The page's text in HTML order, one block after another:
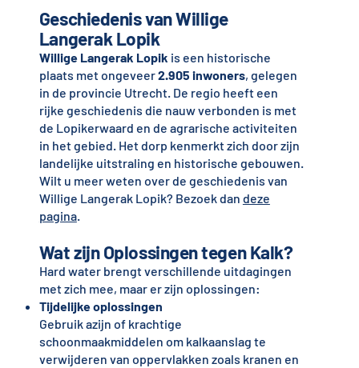
Geschiedenis van Willige
Langerak Lopik
Willige Langerak Lopik is een historische
plaats met ongeveer2.905 inwoners, gelegen
in de provincie Utrecht. De regio heeft een
rijke geschiedenis die nauw verbonden is met
de Lopikerwaard en de agrarische activiteiten
in het gebied. Het dorp kenmerkt zich door zijn
landelijke uitstraling en historische gebouwen.
Wilt u meer weten over de geschiedenis van
Willige Langerak Lopik? Bezoek dan deze
pagina.
Wat zijn Oplossingen tegen Kalk?
Hard water brengt verschillende uitdagingen
met zich mee, maar er zijn oplossingen:
Tijdelijke oplossingen
Gebruik azijn of krachtige
schoonmaakmiddelen om kalkaanslag te
verwijderen van oppervlakken zoals kranen en